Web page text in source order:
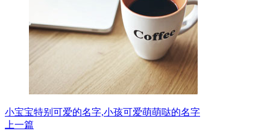
小宝宝特别可爱的名字,小孩可爱萌萌哒的名字
上一篇